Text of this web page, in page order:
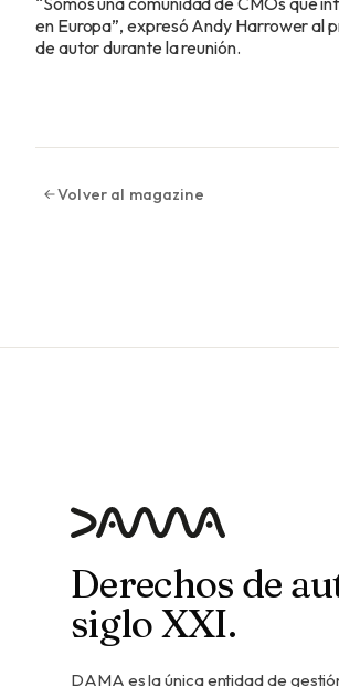
en Europa”, expresó Andy Harrower al
de autor durante la reunión.
Volver al magazine
Derechos de
siglo XXI.
DAMA es la única entidad de